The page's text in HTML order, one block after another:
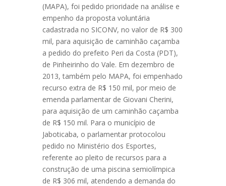
(MAPA), foi pedido prioridade na análise e
empenho da proposta voluntária
cadastrada no SICONV, no valor de R$ 300
mil, para aquisição de caminhão caçamba
a pedido do prefeito Peri da Costa (PDT),
de Pinheirinho do Vale. Em dezembro de
2013, também pelo MAPA, foi empenhado
recurso extra de R$ 150 mil, por meio de
emenda parlamentar de Giovani Cherini,
para aquisição de um caminhão caçamba
de R$ 150 mil. Para o município de
Jaboticaba, o parlamentar protocolou
pedido no Ministério dos Esportes,
referente ao pleito de recursos para a
construção de uma piscina semiolímpica
de R$ 306 mil, atendendo a demanda do